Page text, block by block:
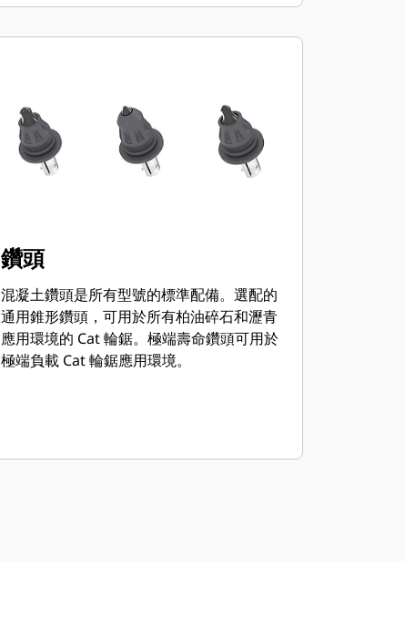
鑽頭
混凝土鑽頭是所有型號的標準配備。選配的
通用錐形鑽頭，可用於所有柏油碎石和瀝青
應用環境的 Cat 輪鋸。極端壽命鑽頭可用於
極端負載 Cat 輪鋸應用環境。